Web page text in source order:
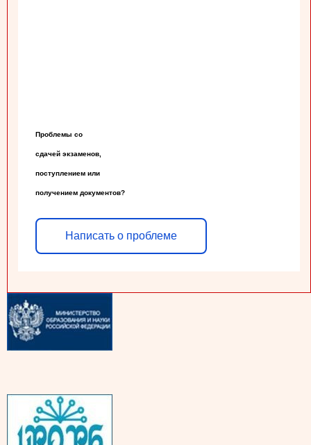
Проблемы со
сдачей экзаменов,
поступлением или
получением документов?
Написать о проблеме